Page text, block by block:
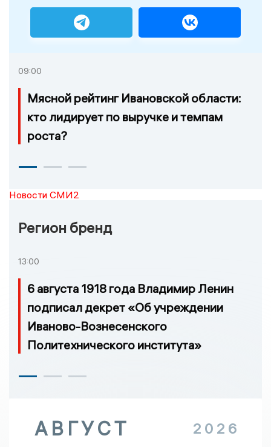
09:00
Мясной рейтинг Ивановской области:
кто лидирует по выручке и темпам
роста?
Новости СМИ2
Регион бренд
13:00
6 августа 1918 года Владимир Ленин
подписал декрет «Об учреждении
Иваново-Вознесенского
Политехнического института»
АВГУСТ 2026